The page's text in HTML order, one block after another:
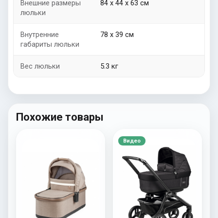
Внешние размеры
люльки
84 х 44 x 63 см
Внутренние
габариты люльки
78 х 39 см
Вес люльки 5.3 кг
Похожие товары
Видео